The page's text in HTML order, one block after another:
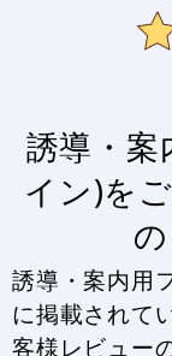
誘導・
イン)を
誘導・案内用
に掲載されて
客様レビュー